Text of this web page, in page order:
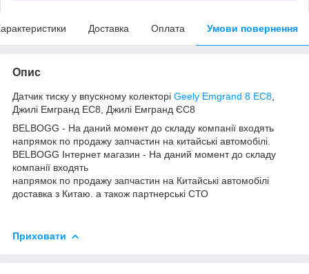
Доставка Оплата Умови повернення
Опис
Датчик тиску у впускному колекторі Geely Emgrand 8 EC8
Джилі Емгранд ЕС8, Джилі Емгранд ЄС8
BELBOGG - На даний момент до складу компанії входять
напрямок по продажу запчастин на китайські автомобілі.
BELBOGG Інтернет магазин - На даний момент до складу
компанії входять
напрямок по продажу запчастин на Китайські автомобілі
доставка з Китаю. а також партнерські СТО
Приховати